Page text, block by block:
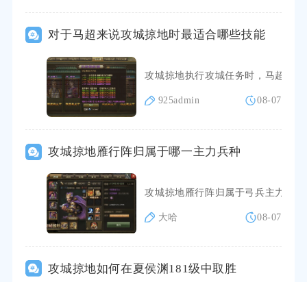
对于马超来说攻城掠地时最适合哪些技能
攻城掠地执行攻城任务时，马超优
925admin 08-07
攻城掠地雁行阵归属于哪一主力兵种
攻城掠地雁行阵归属于弓兵主力兵
大哈 08-07
攻城掠地如何在夏侯渊181级中取胜